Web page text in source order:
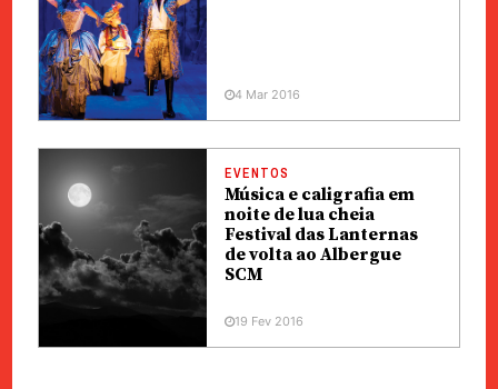
4 Mar 2016
EVENTOS
Música e caligrafia em
noite de lua cheia
Festival das Lanternas
de volta ao Albergue
SCM
19 Fev 2016